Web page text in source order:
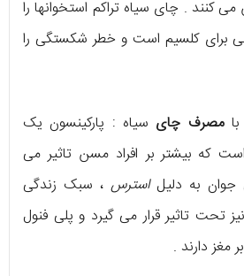
کنند . چای سیاه تراکم استخوانها را
برای کلسیم است و خطر شکستگی را
بامصرف چای سیاه : پارکینسون یک
که بیشتر بر افراد مسن تاثیر می
جوان به دلیلاسترس ، سبک زندگی
تحت تاثیر قرار می گیرد و پلی فنول
مغز دارند .